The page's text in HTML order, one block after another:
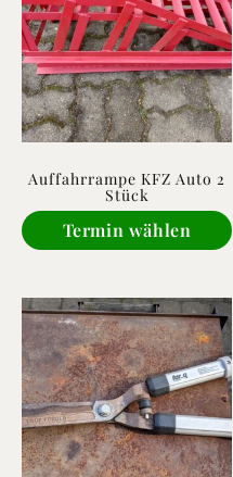
Auffahrrampe KFZ Auto 2
Stück
Termin wählen